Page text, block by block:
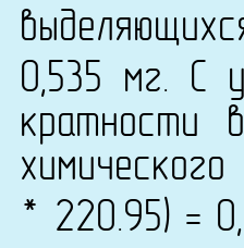
0,535 мг. С
кратности
* 220.95) =